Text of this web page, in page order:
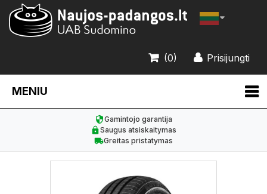
Prisijungti
(0)
MENIU
Gamintojo garantija
Saugus atsiskaitymas
Greitas pristatymas